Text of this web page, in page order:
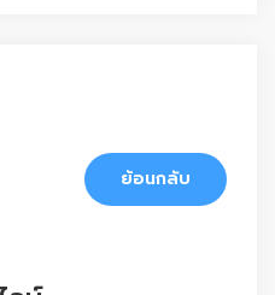
ย้อนกลับ